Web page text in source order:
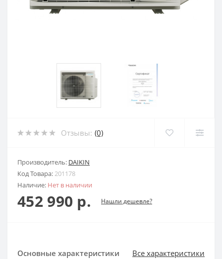
Отзывы: (0)
Производитель: DAIKIN
Код Товара:201178
Наличие: Нет в наличии
452 990 р. Нашли дешевле?
Основные характеристики
Все характеристики